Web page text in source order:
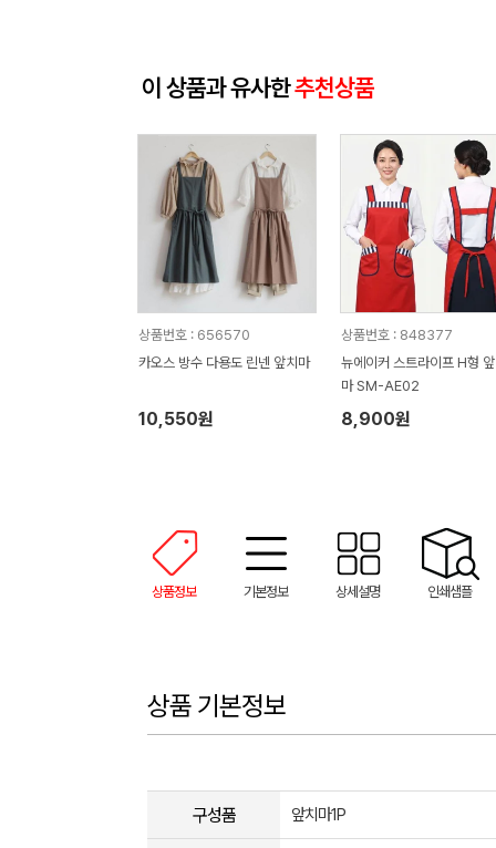
이 상품과 유사한추천상품
상품번호 : 656570
카오스 방수 다용도 린넨 앞치마
10,550원
상품번호 : 848377
뉴에이커 스트라이프 H형
마 SM-AE02
8,900원
상품정보 기본정보 상세설명 인쇄샘플
상품 기본정보
구성품 앞치마1P